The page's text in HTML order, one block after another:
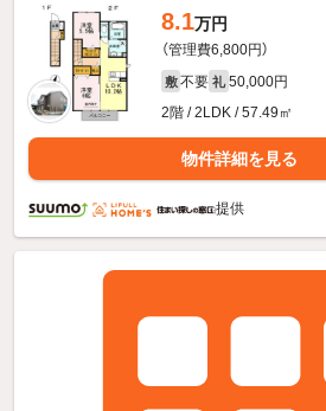
8.1万円
（管理費6,800円）
敷 不要 礼 50,000円
2階 / 2LDK / 57.49㎡
物件詳細を見る
提供